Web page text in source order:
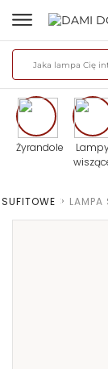
Żyrandole
>